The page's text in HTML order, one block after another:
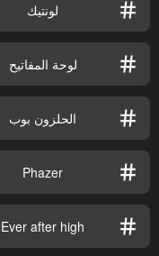
لونتيك
لوحة المفاتيح
الحلزون بوب
Phazer
Ever after high